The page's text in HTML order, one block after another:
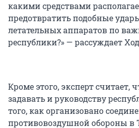
какими средствами
предотвратить подобные
летательных аппаратов по
республики?» — рассуждает
Кроме этого, эксперт считает,
задавать и руководству
того, как организовано
противовоздушной обороны в